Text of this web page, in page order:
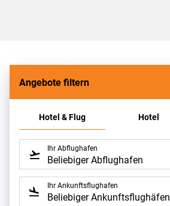
Angebote filtern
Hotel & Flug Hotel
Ihr Abflughafen
Beliebiger Abflughafen
Ihr Ankunftsflughafen
Beliebiger Ankunftsflughäfen